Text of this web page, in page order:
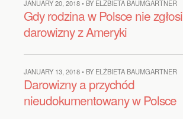
JANUARY 20, 2018 • BY ELŻBIETA BAUMGARTNER
Gdy rodzina w Polsce nie zgłosi
darowizny z Ameryki
JANUARY 13, 2018 • BY ELŻBIETA BAUMGARTNER
Darowizny a przychód
nieudokumentowany w Polsce